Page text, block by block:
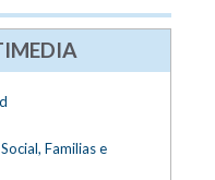
Familias e